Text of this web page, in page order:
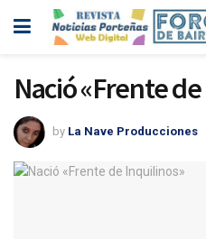
Nació «Frente
by La Nave Producciones